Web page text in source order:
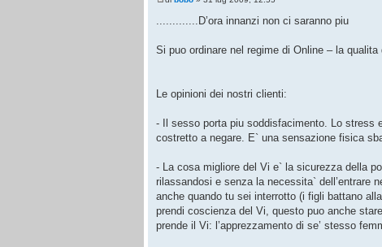
.............D’ora innanzi non ci saranno piu
Si puo ordinare nel regime di Online – la
Le opinioni dei nostri clienti:
- Il sesso porta piu soddisfacimento. Lo stress
costretto a negare. E` una sensazione fisica
- La cosa migliore del Vi e` la sicurezza della
rilassandosi e senza la necessita` dell’entrare
anche quando tu sei interrotto (i figli battano
prendi coscienza del Vi, questo puo anche
prende il Vi: l’apprezzamento di se’ stesso